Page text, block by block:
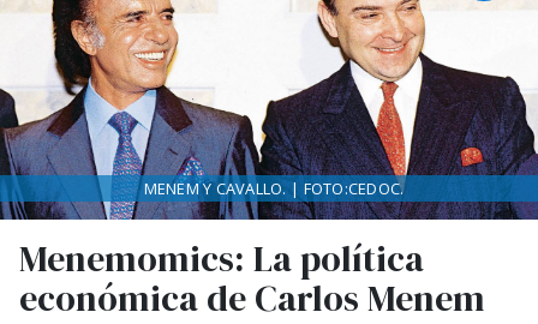
Menemomics: La política
económica de Carlos Menem
MENEM Y CAVALLO. | FOTO:CEDOC.